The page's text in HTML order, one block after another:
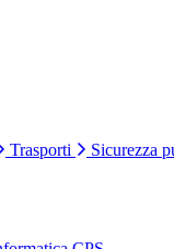
Trasporti Sicurezza